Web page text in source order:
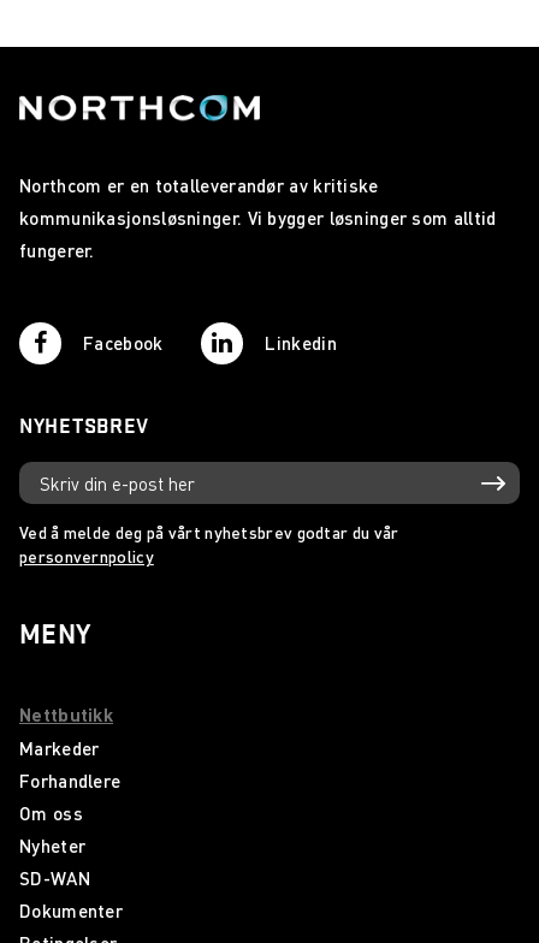
Northcom er en totalleverandør av kritiske
kommunikasjonsløsninger. Vi bygger løsninger som alltid
fungerer.
Facebook Linkedin
NYHETSBREV
Ved å melde deg på vårt nyhetsbrev godtar du vår
personvernpolicy
MENY
Nettbutikk
Markeder
Forhandlere
Om oss
Nyheter
SD-WAN
Dokumenter